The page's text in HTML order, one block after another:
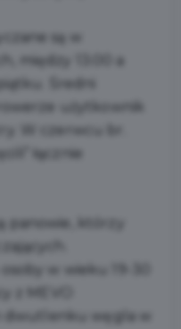
są w
między 13:00 a
Średni
użytkownik
W czerwcu br.
łącznie
panowie, którzy
w wieku 19-30
z MEVO
dwutlenku węgla w